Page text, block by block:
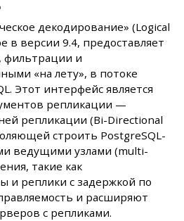
декодирование» (Logical
в версии 9.4, предоставляет
фильтрации и
«на лету», в потоке
Этот интерфейс является
репликации —
репликации (Bi-Directional
строить PostgreSQL-
ведущими узлами (multi-
такие как
и реплики с задержкой по
и расширяют
с репликами.